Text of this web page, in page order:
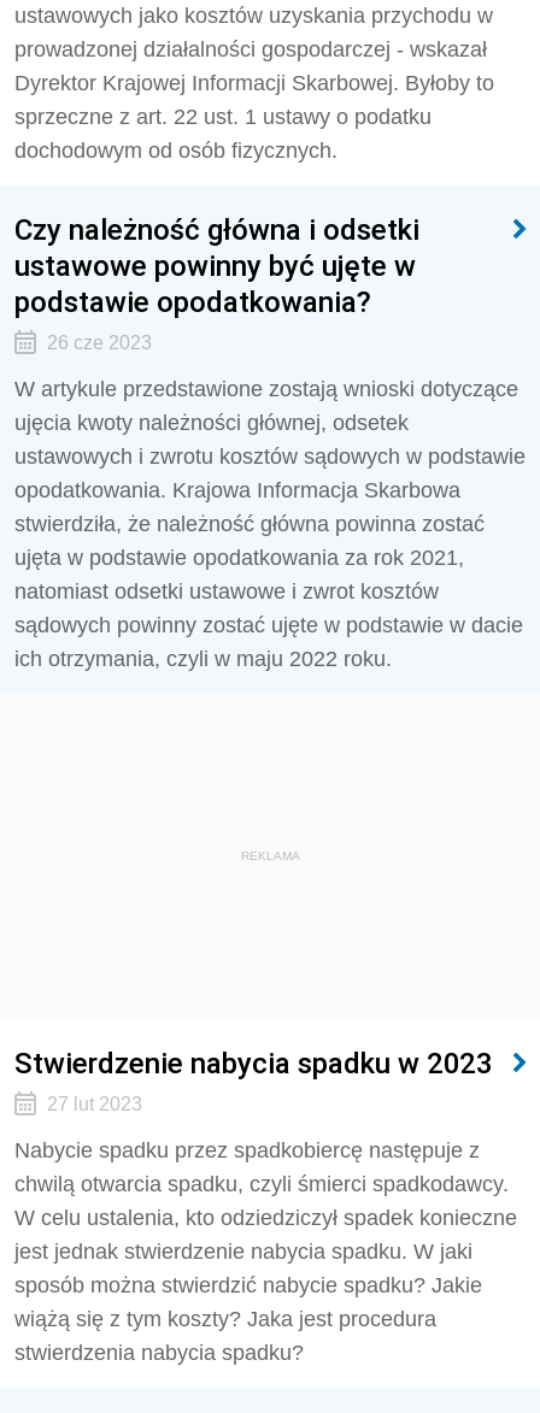
ustawowych jako kosztów uzyskania przychodu w
prowadzonej działalności gospodarczej - wskazał
Dyrektor Krajowej Informacji Skarbowej. Byłoby to
sprzeczne z art. 22 ust. 1 ustawy o podatku
dochodowym od osób fizycznych.
Czy należność główna i odsetki
ustawowe powinny być ujęte w
podstawie opodatkowania?
26 cze 2023
W artykule przedstawione zostają wnioski dotyczące
ujęcia kwoty należności głównej, odsetek
ustawowych i zwrotu kosztów sądowych w podstawie
opodatkowania. Krajowa Informacja Skarbowa
stwierdziła, że należność główna powinna zostać
ujęta w podstawie opodatkowania za rok 2021,
natomiast odsetki ustawowe i zwrot kosztów
sądowych powinny zostać ujęte w podstawie w dacie
ich otrzymania, czyli w maju 2022 roku.
REKLAMA
Stwierdzenie nabycia spadku w 2023
27 lut 2023
Nabycie spadku przez spadkobiercę następuje z
chwilą otwarcia spadku, czyli śmierci spadkodawcy.
W celu ustalenia, kto odziedziczył spadek konieczne
jest jednak stwierdzenie nabycia spadku. W jaki
sposób można stwierdzić nabycie spadku? Jakie
wiążą się z tym koszty? Jaka jest procedura
stwierdzenia nabycia spadku?